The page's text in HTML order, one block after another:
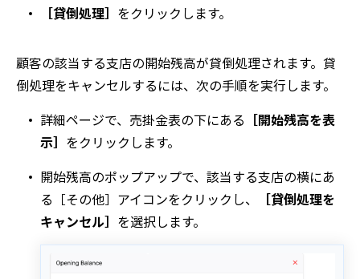
［貸倒処理］ をクリックします。
顧客の該当する支店の開始残高が貸倒処理されます。貸
倒処理をキャンセルするには、次の手順を実行します。
詳細ページで、 売掛金表の下にある ［開始残高を表
示］ をクリックします。
開始残高のポップアップで、該当する支店の横にあ
る ［その他］ アイコンをクリックし、
［貸倒処理を
キャンセル］ を選択します。